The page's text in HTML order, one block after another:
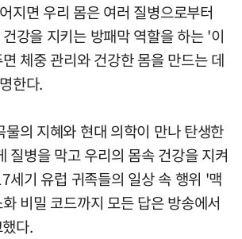
지면 우리 몸은 여러 질병으로부터
강을 지키는 방패막 역할을 하는 '이
체중 관리와 건강한 몸을 만드는 데
한다.
의 지혜와 현대 의학이 만나 탄생한
질병을 막고 우리의 몸속 건강을 지켜
세기 유럽 귀족들의 일상 속 행위 '맥
비밀 코드까지 모든 답은 방송에서
다.